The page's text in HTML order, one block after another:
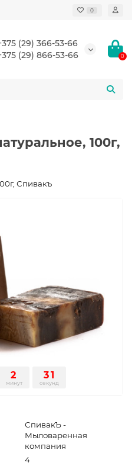
0
(29) 366-53-66
(29) 866-53-66
0
100г,
Спивакъ
2
минут
31
секунд
СпивакЪ -
Мыловаренная
компания
4